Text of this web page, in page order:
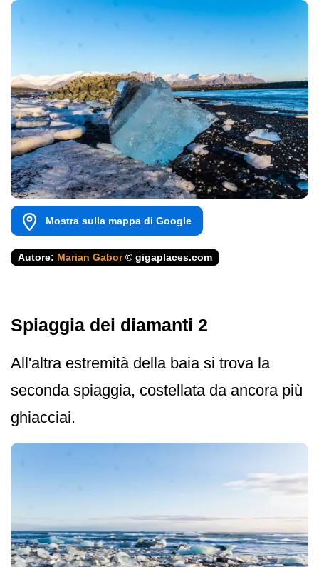
Mostra sulla mappa di Google
Autore: Marian Gabor© gigaplaces.com
Spiaggia dei diamanti 2
All'altra estremità della baia si trova la
seconda spiaggia, costellata da ancora più
ghiacciai.